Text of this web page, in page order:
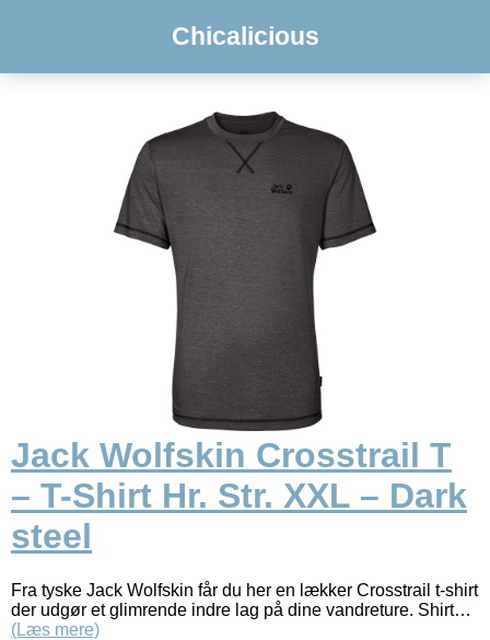
Chicalicious
Jack Wolfskin Crosstrail T
– T-Shirt Hr. Str. XXL – Dark
steel
Fra tyske Jack Wolfskin får du her en lækker Crosstrail t-shirt
der udgør et glimrende indre lag på dine vandreture. Shirt…
(Læs mere)